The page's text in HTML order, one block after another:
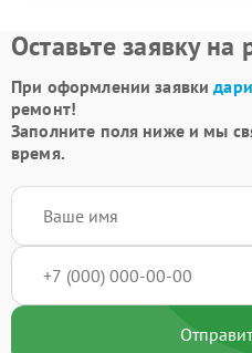
Оставьте заявку на
При оформлении заявки
ремонт!
Заполните поля ниже и мы
время.